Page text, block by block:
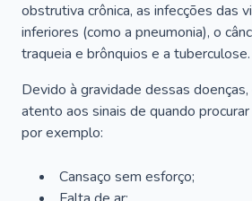
obstrutiva crônica, as infecções das
inferiores (como a pneumonia), o
traqueia e brônquios e a tuberculose.
Devido à gravidade dessas
atento aos sinais de quando
por exemplo:
Cansaço sem esforço;